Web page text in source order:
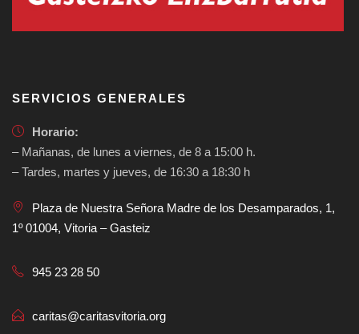
SERVICIOS GENERALES
Horario:
– Mañanas, de lunes a viernes, de 8 a 15:00 h.
– Tardes, martes y jueves, de 16:30 a 18:30 h
Plaza de Nuestra Señora Madre de los Desamparados, 1,
1º 01004, Vitoria – Gasteiz
945 23 28 50
caritas@caritasvitoria.org